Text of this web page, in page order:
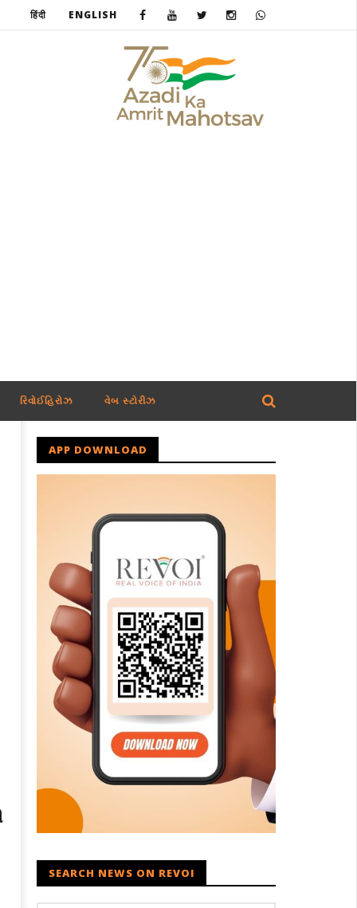
हिंदी ENGLISH
રિવોઈહિરોઝ વેબ સ્ટોરીઝ
APP DOWNLOAD
SEARCH NEWS ON REVOI